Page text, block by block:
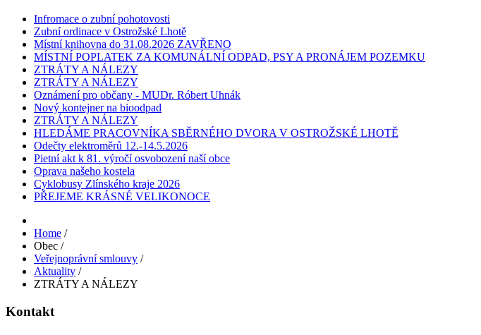
Infromace o zubní pohotovosti
Zubní ordinace v Ostrožské Lhotě
Místní knihovna do 31.08.2026 ZAVŘENO
MÍSTNÍ POPLATEK ZA KOMUNÁLNÍ ODPAD, PSY A PRONÁJEM POZEMKU
ZTRÁTY A NÁLEZY
ZTRÁTY A NÁLEZY
Oznámení pro občany - MUDr. Róbert Uhnák
Nový kontejner na bioodpad
ZTRÁTY A NÁLEZY
HLEDÁME PRACOVNÍKA SBĚRNÉHO DVORA V OSTROŽSKÉ LHOTĚ
Odečty elektroměrů 12.-14.5.2026
Pietní akt k 81. výročí osvobození naší obce
Oprava našeho kostela
Cyklobusy Zlínského kraje 2026
PŘEJEME KRÁSNÉ VELIKONOCE
Home /
Obec /
Veřejnoprávní smlouvy /
Aktuality /
ZTRÁTY A NÁLEZY
Kontakt